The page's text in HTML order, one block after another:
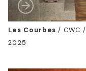
Les Courbes / CWC /
2025